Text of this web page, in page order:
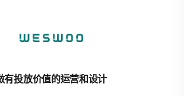
有投放价值的运营和设计